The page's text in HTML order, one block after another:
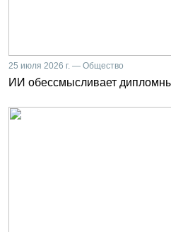
25 июля 2026 г. — Общество
ИИ обессмысливает